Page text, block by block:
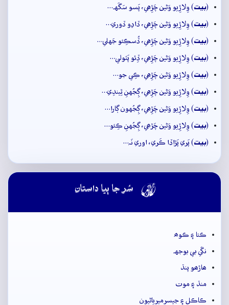
(بيت) وِلاڙِيو وَڻين چَڙِهي، پَسو سَگَهہ…
(بيت) وِلاڙِيو وَڻين چَڙِهي، ڏاڍو ڏوري…
(بيت) وِلاڙِيو وَڻين چَڙِهي، ڏُسڪِئو جَهلي…
(بيت) وِلاڙِيو وَڻين چَڙِهي، ڏِئو پَٽولي…
(بيت) وِلاڙِيو وَڻين چَڙِهي، ڪِي جو…
(بيت) وِلاڙِيو وَڻين چَڙِهي، ڳِجُهنِ ٿِيندِي…
(بيت) وِلاڙِيو وَڻين چَڙِهي، ڳِجُهون ڳارا…
(بيت) وِلاڙِيو وَڻين چَڙھي، ڳِجُهنِ ڪِئو…
(بيت) پَري پَڙاڏا ڪَري، اوري نَہ…
 سُر جا ٻيا داستان
ڪتا ۽ ڪوھ
نڱي بي بوجهہ
ھاڙھو پنڌ
منڌ ۽ موت
ڪاڪل ۽ جيسرميرياڻيون